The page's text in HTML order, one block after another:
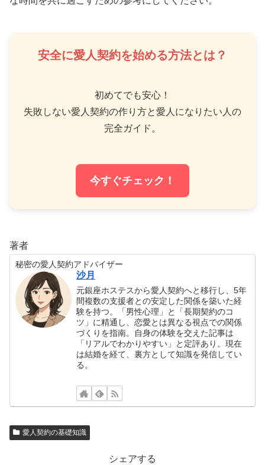
安全に愛人契約を始める方法とは？
初めてでも安心！
失敗しない愛人契約の作り方と愛人になりたい人の
完全ガイド。
今すぐチェック！
著者
秘密の愛人契約アドバイザー
沙月
元銀座ホステスから愛人契約へと移行し、5年
間複数の支援者との安定した関係を築いた経
験を持つ。「男性心理」と「長期契約のコ
ツ」に精通し、恋愛とは異なる視点での関係
づくりを指南。自身の体験を交えた記事は
「リアルでわかりやすい」と定評あり。現在
は結婚を経て、裏方として知識を発信してい
る。
愛人契約の基礎知識
シェアする